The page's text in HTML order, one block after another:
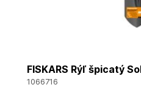
FISKARS Rýľ špicatý
1066716